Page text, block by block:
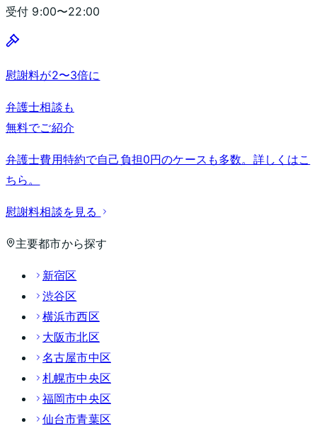
受付 9:00〜22:00
慰謝料が2〜3倍に
弁護士相談も
無料でご紹介
弁護士費用特約で自己負担0円のケースも多数。詳しくはこ
ちら。
慰謝料相談を見る
主要都市から探す
新宿区
渋谷区
横浜市西区
大阪市北区
名古屋市中区
札幌市中央区
福岡市中央区
仙台市青葉区